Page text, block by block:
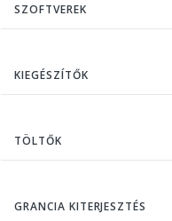
SZOFTVEREK
KIEGÉSZÍTŐK
TÖLTŐK
GRANCIA KITERJESZTÉS